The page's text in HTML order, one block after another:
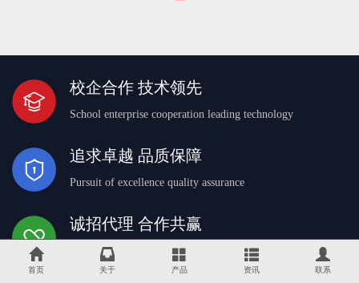
校企合作 技术领先
School enterprise cooperation leading technology
追求卓越 品质保障
Pursuit of excellence quality assurance
诚招代理 合作共赢
Recruitment agent win-win cooperation
首页 关于 产品 资讯 联系